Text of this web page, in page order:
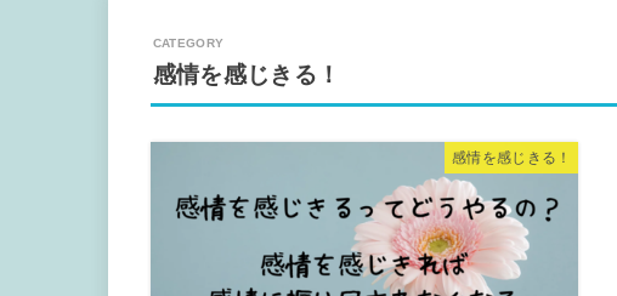
感情を感じきる！
感情を感じきる！